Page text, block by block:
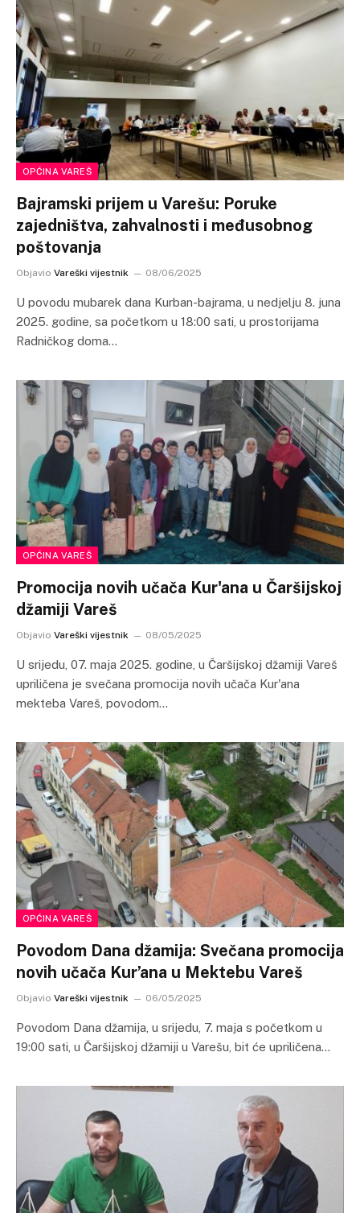
OPĆINA VAREŠ
Bajramski prijem u Varešu: Poruke
zajedništva, zahvalnosti i međusobnog
poštovanja
Objavio Vareški vijestnik 08/06/2025
U povodu mubarek dana Kurban-bajrama, u nedjelju 8. juna
2025. godine, sa početkom u 18:00 sati, u prostorijama
Radničkog doma…
OPĆINA VAREŠ
Promocija novih učača Kur'ana u Čaršijskoj
džamiji Vareš
Objavio Vareški vijestnik 08/05/2025
U srijedu, 07. maja 2025. godine, u Čaršijskoj džamiji Vareš
upriličena je svečana promocija novih učača Kur'ana
mekteba Vareš, povodom…
OPĆINA VAREŠ
Povodom Dana džamija: Svečana promocija
novih učača Kur’ana u Mektebu Vareš
Objavio Vareški vijestnik 06/05/2025
Povodom Dana džamija, u srijedu, 7. maja s početkom u
19:00 sati, u Čaršijskoj džamiji u Varešu, bit će upriličena…